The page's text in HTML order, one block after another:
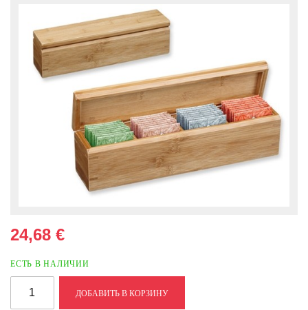
24,68 €
ЕСТЬ В НАЛИЧИИ
ДОБАВИТЬ В КОРЗИНУ